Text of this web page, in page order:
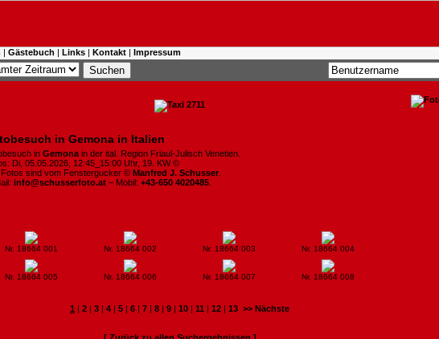
| Gästebuch | Links | Kontakt | Impressum
in Gemona in Italien
in Gemona in der ital. Region Friaul-Julisch Venetien.
Di, 05.05.2026, 12:45_15:00 Uhr, 19. KW ©
Fotos sind vom Fenstergucker © Manfred J. Schusser
info@schusserfoto.at – Mobil: +43-650 4020485
Nr. 18664 001 Nr. 18664 002 Nr. 18664 003 Nr. 18664 004
Nr. 18664 005 Nr. 18664 006 Nr. 18664 007 Nr. 18664 008
1 | 2 | 3 | 4 | 5 | 6 | 7 | 8 | 9 | 10 | 11 | 12 | 13 >> Nächste